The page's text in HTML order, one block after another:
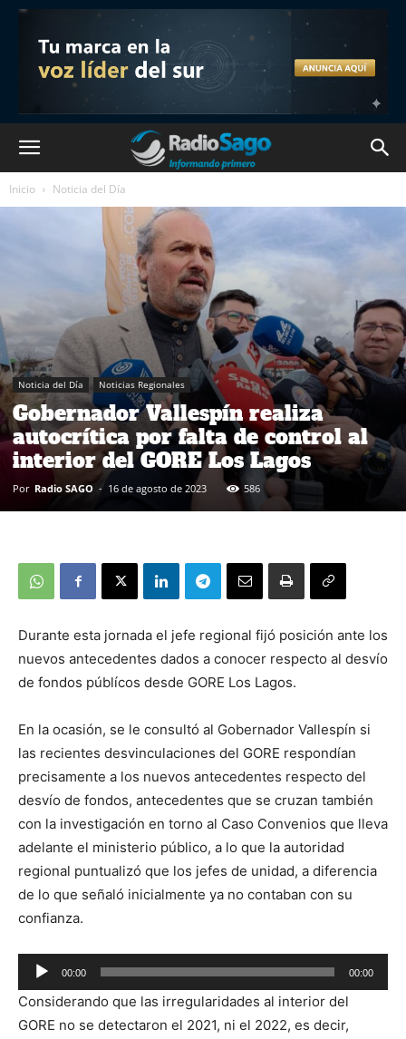
Inicio Noticia del Día
Noticia del Día Noticias Regionales
Gobernador Vallespín realiza
autocrítica por falta de control al
interior del GORE Los Lagos
Por Radio SAGO - 16 de agosto de 2023 586
Durante esta jornada el jefe regional fijó posición ante los
nuevos antecedentes dados a conocer respecto al desvío
de fondos públícos desde GORE Los Lagos.
En la ocasión, se le consultó al Gobernador Vallespín si
las recientes desvinculaciones del GORE respondían
precisamente a los nuevos antecedentes respecto del
desvío de fondos, antecedentes que se cruzan también
con la investigación en torno al Caso Convenios que lleva
adelante el ministerio público, a lo que la autoridad
regional puntualizó que los jefes de unidad, a diferencia
de lo que señaló inicialmente ya no contaban con su
confianza.
Reproductor
de
audio
00:00 00:00
Considerando que las irregularidades al interior del
GORE no se detectaron el 2021, ni el 2022, es decir,